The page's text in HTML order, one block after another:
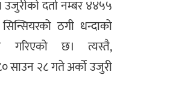
दर्ता नम्बर ४४५५
ठगी धन्दाको
गरिएको छ। त्यस्तै,
साउन २८ गते अर्को उजुरी